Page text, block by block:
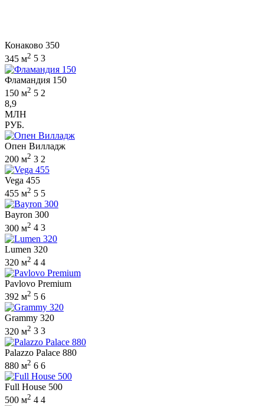
Конаково 350
345 м2 5 3
Фламандия 150
150 м2 5 2
8,9
МЛН
РУБ.
Опен Вилладж
200 м2 3 2
Vega 455
455 м2 5 5
Bayron 300
300 м2 4 3
Lumen 320
320 м2 4 4
Pavlovo Premium
392 м2 5 6
Grammy 320
320 м2 3 3
Palazzo Palace 880
880 м2 6 6
Full House 500
500 м2 4 4